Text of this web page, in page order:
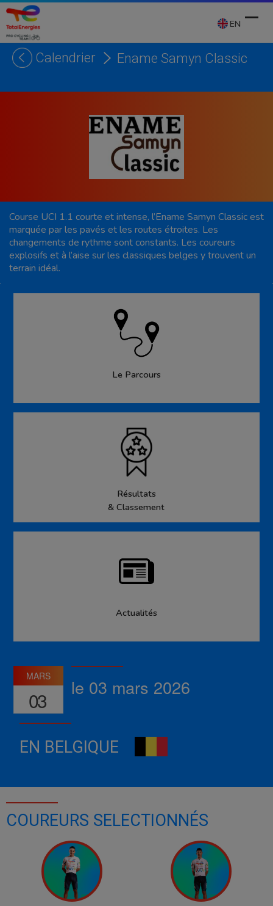
Skip
content
EN
Calendrier Ename Samyn Classic
Course UCI 1.1 courte et intense, l’Ename Samyn Classic est
marquée par les pavés et les routes étroites. Les
changements de rythme sont constants. Les coureurs
explosifs et à l’aise sur les classiques belges y trouvent un
terrain idéal.
Le Parcours
Résultats
& Classement
Actualités
MARS
03
le 03 mars 2026
EN BELGIQUE
COUREURS SELECTIONNÉS